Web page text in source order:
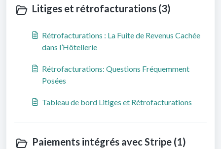
Litiges et rétrofacturations (3)
Rétrofacturations : La Fuite de Revenus Cachée
dans l’Hôtellerie
Rétrofacturations: Questions Fréquemment
Posées
Tableau de bord Litiges et Rétrofacturations
Paiements intégrés avec Stripe (1)